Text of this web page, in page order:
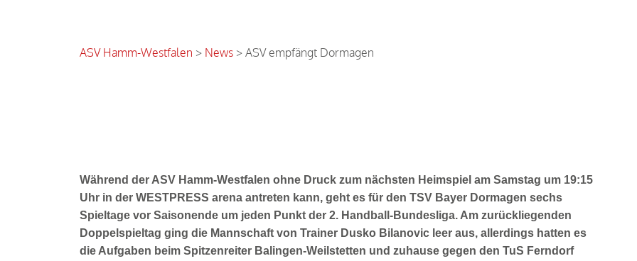
ASV Hamm-Westfalen > News > ASV empfängt Dormagen
Während der ASV Hamm-Westfalen ohne Druck zum nächsten Heimspiel am Samstag um 19:15
Uhr in der WESTPRESS arena antreten kann, geht es für den TSV Bayer Dormagen sechs
Spieltage vor Saisonende um jeden Punkt der 2. Handball-Bundesliga. Am zurückliegenden
Doppelspieltag ging die Mannschaft von Trainer Dusko Bilanovic leer aus, allerdings hatten es
die Aufgaben beim Spitzenreiter Balingen-Weilstetten und zuhause gegen den TuS Ferndorf